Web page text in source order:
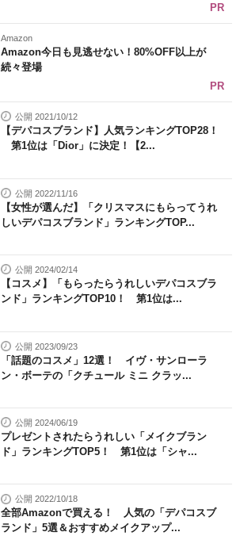
PR
Amazon
Amazon今日も見逃せない！80%OFF以上が
続々登場
PR
公開 2021/10/12
【デパコスブランド】人気ランキングTOP28！
第1位は「Dior」に決定！【2...
公開 2022/11/16
【女性が選んだ】「クリスマスにもらってうれ
しいデパコスブランド」ランキングTOP...
公開 2024/02/14
【コスメ】「もらったらうれしいデパコスブラ
ンド」ランキングTOP10！ 第1位は...
公開 2023/09/23
「話題のコスメ」12選！ イヴ・サンローラ
ン・ボーテの「クチュール ミニ クラッ...
公開 2024/06/19
プレゼントされたらうれしい「メイクブラン
ド」ランキングTOP5！ 第1位は「シャ...
公開 2022/10/18
全部Amazonで買える！ 人気の「デパコスブ
ランド」5選＆おすすめメイクアップ...